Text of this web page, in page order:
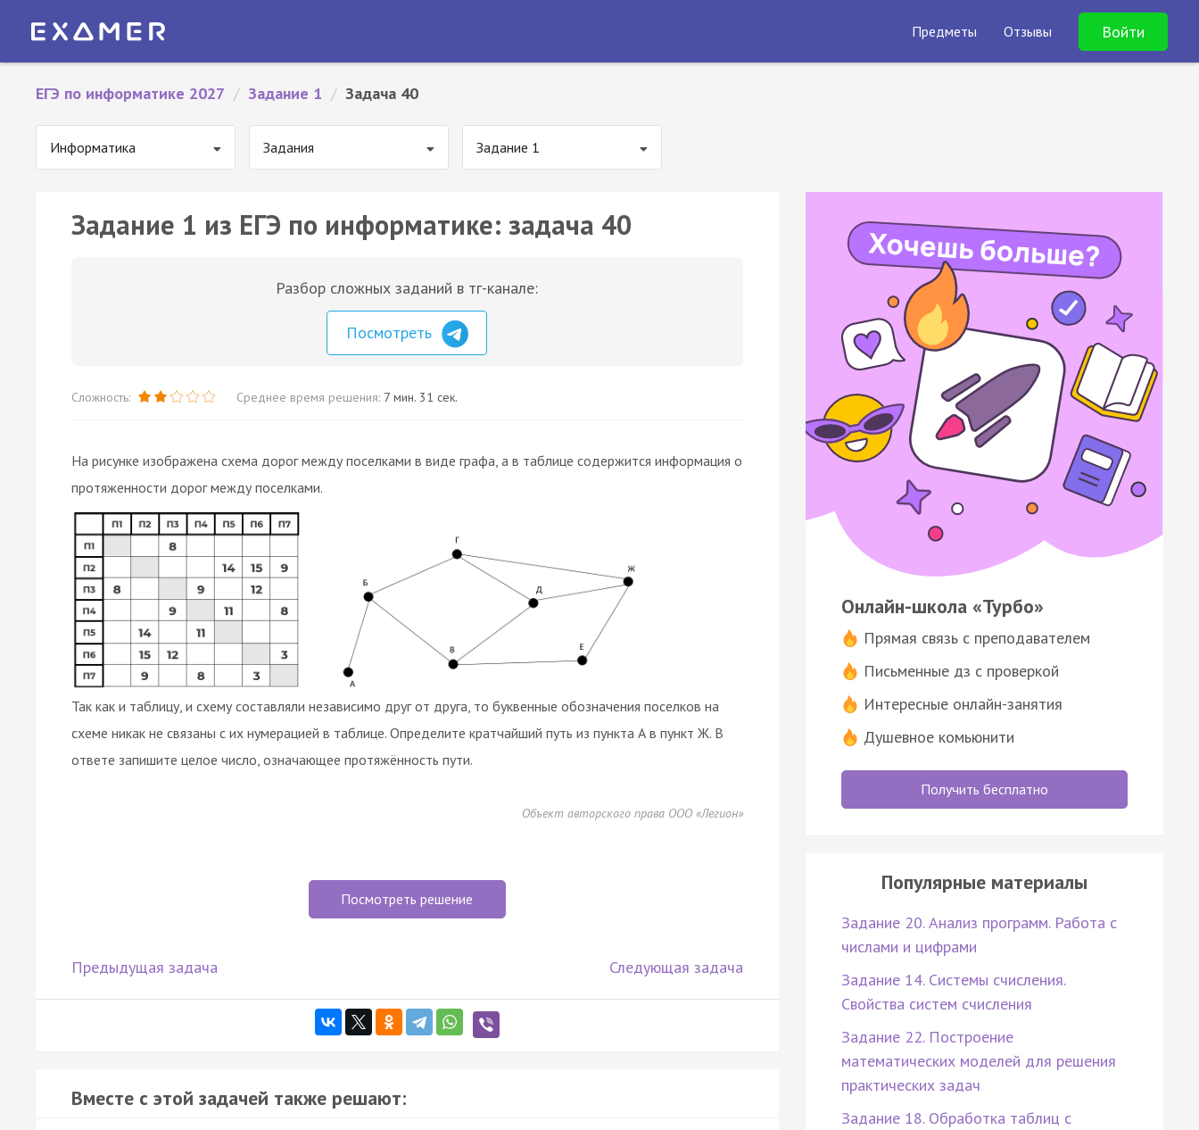
Предметы Отзывы Войти
ЕГЭ по информатике 2027 / Задание 1 / Задача 40
Информатика Задания Задание 1
Задание 1 из ЕГЭ по информатике: задача 40
Разбор сложных заданий в тг-канале:
Посмотреть
Сложность: Среднее время решения: 7 мин. 31 сек.
На рисунке изображена схема дорог между поселками в виде графа, а в таблице содержится информация о
протяженности дорог между поселками.
Так как и таблицу, и схему составляли независимо друг от друга, то буквенные обозначения поселков на
схеме никак не связаны с их нумерацией в таблице. Определите кратчайший путь из пункта А в пункт Ж. В
ответе запишите целое число, означающее протяжённость пути.
Объект авторского права ООО «Легион»
Посмотреть решение
Предыдущая задача Следующая задача
Вместе с этой задачей также решают:
Онлайн-школа «Турбо»
Прямая связь с преподавателем
Письменные дз с проверкой
Интересные онлайн-занятия
Душевное комьюнити
Получить бесплатно
Популярные материалы
Задание 20. Анализ программ. Работа с
числами и цифрами
Задание 14. Системы счисления.
Свойства систем счисления
Задание 22. Построение
математических моделей для решения
практических задач
Задание 18. Обработка таблиц с